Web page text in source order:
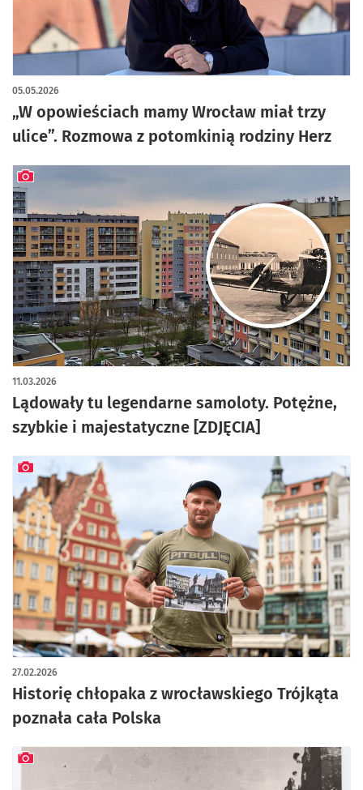
„W opowieściach mamy Wrocław miał trzy
ulice”. Rozmowa z potomkinią rodziny Herz
05.05.2026
Lądowały tu legendarne samoloty. Potężne,
szybkie i majestatyczne [ZDJĘCIA]
11.03.2026
artykuł z galerią zdjęć
Historię chłopaka z wrocławskiego Trójkąta
poznała cała Polska
27.02.2026
artykuł z galerią zdjęć